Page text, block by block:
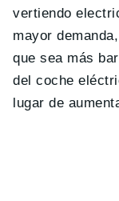
vertiendo
mayor
que sea más
del coche
lugar de